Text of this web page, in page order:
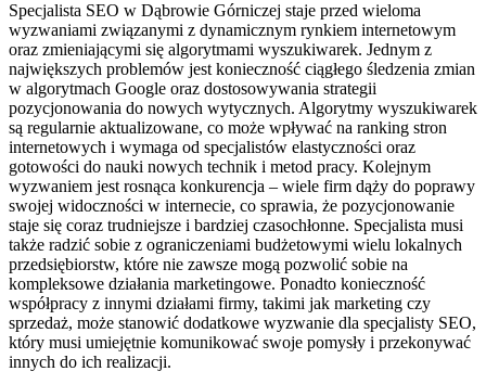
Specjalista SEO w Dąbrowie Górniczej staje przed wieloma
wyzwaniami związanymi z dynamicznym rynkiem internetowym
oraz zmieniającymi się algorytmami wyszukiwarek. Jednym z
największych problemów jest konieczność ciągłego śledzenia zmian
w algorytmach Google oraz dostosowywania strategii
pozycjonowania do nowych wytycznych. Algorytmy wyszukiwarek
są regularnie aktualizowane, co może wpływać na ranking stron
internetowych i wymaga od specjalistów elastyczności oraz
gotowości do nauki nowych technik i metod pracy. Kolejnym
wyzwaniem jest rosnąca konkurencja – wiele firm dąży do poprawy
swojej widoczności w internecie, co sprawia, że pozycjonowanie
staje się coraz trudniejsze i bardziej czasochłonne. Specjalista musi
także radzić sobie z ograniczeniami budżetowymi wielu lokalnych
przedsiębiorstw, które nie zawsze mogą pozwolić sobie na
kompleksowe działania marketingowe. Ponadto konieczność
współpracy z innymi działami firmy, takimi jak marketing czy
sprzedaż, może stanowić dodatkowe wyzwanie dla specjalisty SEO,
który musi umiejętnie komunikować swoje pomysły i przekonywać
innych do ich realizacji.